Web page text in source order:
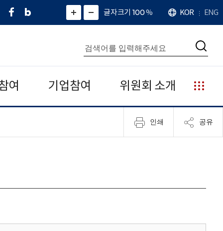
페
네
그
)
화
면
면
소
확
대
치
글자크기 100%
언
어
KOR ENG
통
합
검
색
검
여 기업참여 위원회 소개
누
리
집
안
인쇄 공유